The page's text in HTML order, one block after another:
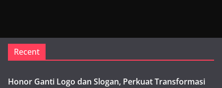
Recent
Honor Ganti Logo dan Slogan, Perkuat Transformasi